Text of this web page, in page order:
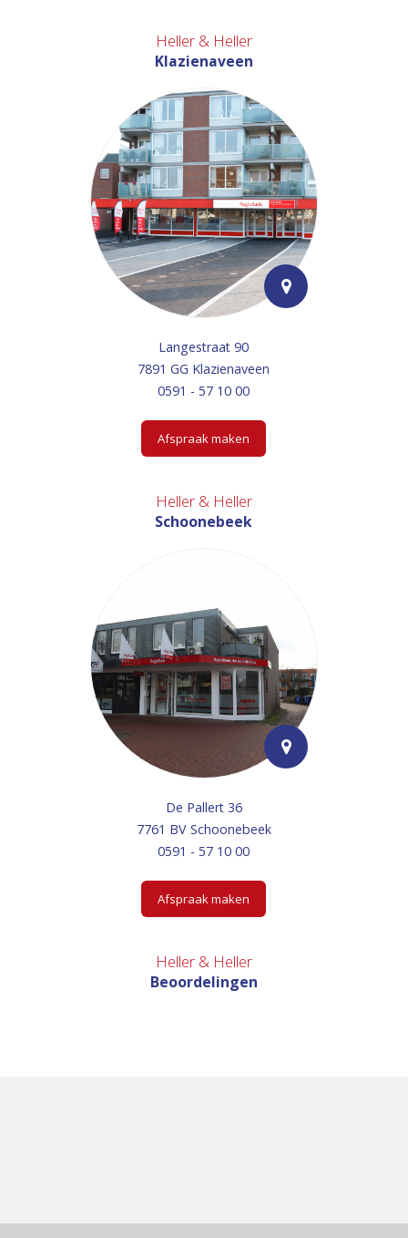
Heller & Heller
Klazienaveen
Langestraat 90
7891 GG Klazienaveen
0591 - 57 10 00
Afspraak maken
Heller & Heller
Schoonebeek
De Pallert 36
7761 BV Schoonebeek
0591 - 57 10 00
Afspraak maken
Heller & Heller
Beoordelingen